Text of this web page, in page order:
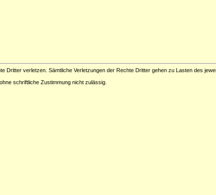
verletzen. Sämtliche Verletzungen der Rechte Dritter gehen zu Lasten des
schriftliche Zustimmung nicht zulässig.